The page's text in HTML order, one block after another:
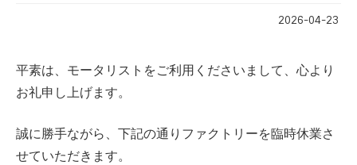
2026-04-23
平素は、モータリストをご利用くださいまして、心より
お礼申し上げます。
誠に勝手ながら、下記の通りファクトリーを臨時休業さ
せていただきます。